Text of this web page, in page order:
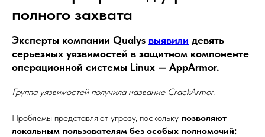
полного захвата
Эксперты компании Qualys выявили девять
серьезных уязвимостей в защитном компоненте
операционной системы Linux — AppArmor.
Группа уязвимостей получила название CrackArmor.
Проблемы представляют угрозу, поскольку позволяют
локальным пользователям без особых полномочий: